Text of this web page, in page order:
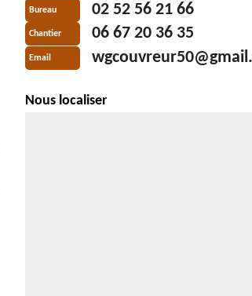
Bureau 02 52 56 21 66
Chantier 06 67 20 36 35
Email
Nous localiser